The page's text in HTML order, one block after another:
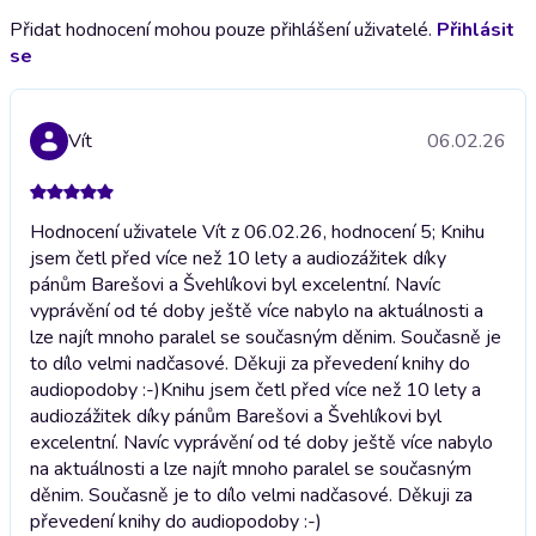
Přidat hodnocení mohou pouze přihlášení uživatelé. Přihlásit
se
Vít 06.02.26
Hodnocení uživatele Vít z 06.02.26, hodnocení 5; Knihu
jsem četl před více než 10 lety a audiozážitek díky
pánům Barešovi a Švehlíkovi byl excelentní. Navíc
vyprávění od té doby ještě více nabylo na aktuálnosti a
lze najít mnoho paralel se současným děnim. Současně je
to dílo velmi nadčasové. Děkuji za převedení knihy do
audiopodoby :⁠-⁠)Knihu jsem četl před více než 10 lety a
audiozážitek díky pánům Barešovi a Švehlíkovi byl
excelentní. Navíc vyprávění od té doby ještě více nabylo
na aktuálnosti a lze najít mnoho paralel se současným
děnim. Současně je to dílo velmi nadčasové. Děkuji za
převedení knihy do audiopodoby :⁠-⁠)